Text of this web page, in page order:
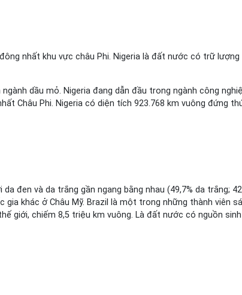
nhất khu vực châu Phi. Nigeria là đất nước có trữ
dầu mỏ. Nigeria đang dẫn đầu trong ngành công
Châu Phi. Nigeria có diện tích 923.768 km vuông đứng
và da trắng gần ngang bằng nhau (49,7% da trắng;
khác ở Châu Mỹ. Brazil là một trong những thành viên
giới, chiếm 8,5 triệu km vuông. Là đất nước có nguồn